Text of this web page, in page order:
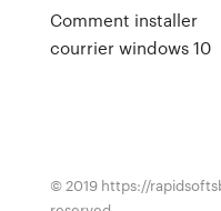
Comment installer
courrier windows 10
© 2019 https://